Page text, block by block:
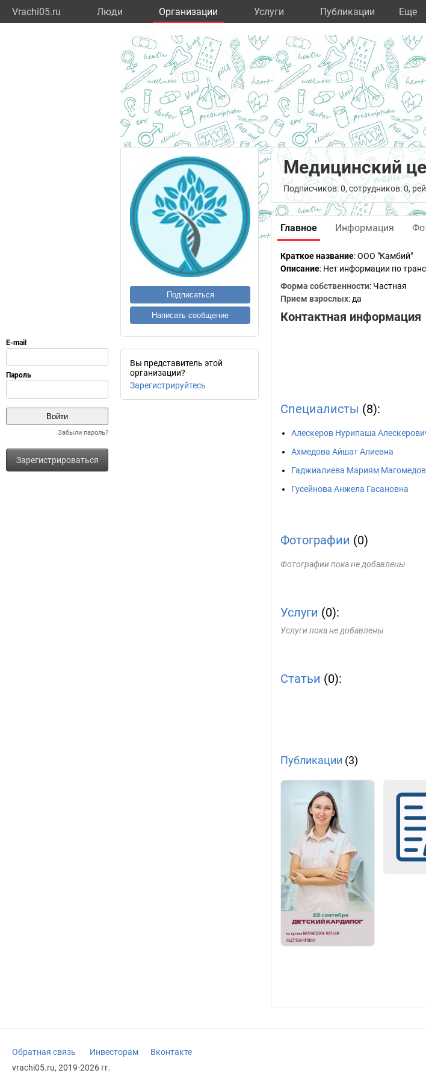
Vrachi05.ru Люди Организации Услуги Публикации Eще
Забыли пароль?
Зарегистрироваться
Подписаться
Написать сообщение
Вы представитель этой
организации?
Зарегистрируйтесь
Медицинский
Подписчиков: 0, сотрудников: 0,
Главное Информация
Краткое название:ООО "Камбий"
Описание: Нет информации по
Форма собственности: Частная
Прием взрослых: да
Контактная информация
Специалисты (8):
Алескеров Нурипаша
Ахмедова Айшат Алиевна
Гаджиалиева Мариям
Гусейнова Анжела Гасановна
Фотографии (0)
Фотографии пока не добавлены
Услуги (0):
Услуги пока не добавлены
Статьи (0):
Публикации (3)
Обратная связь Инвесторам
Вконтакте
vrachi05.ru, 2019-2026 гг.